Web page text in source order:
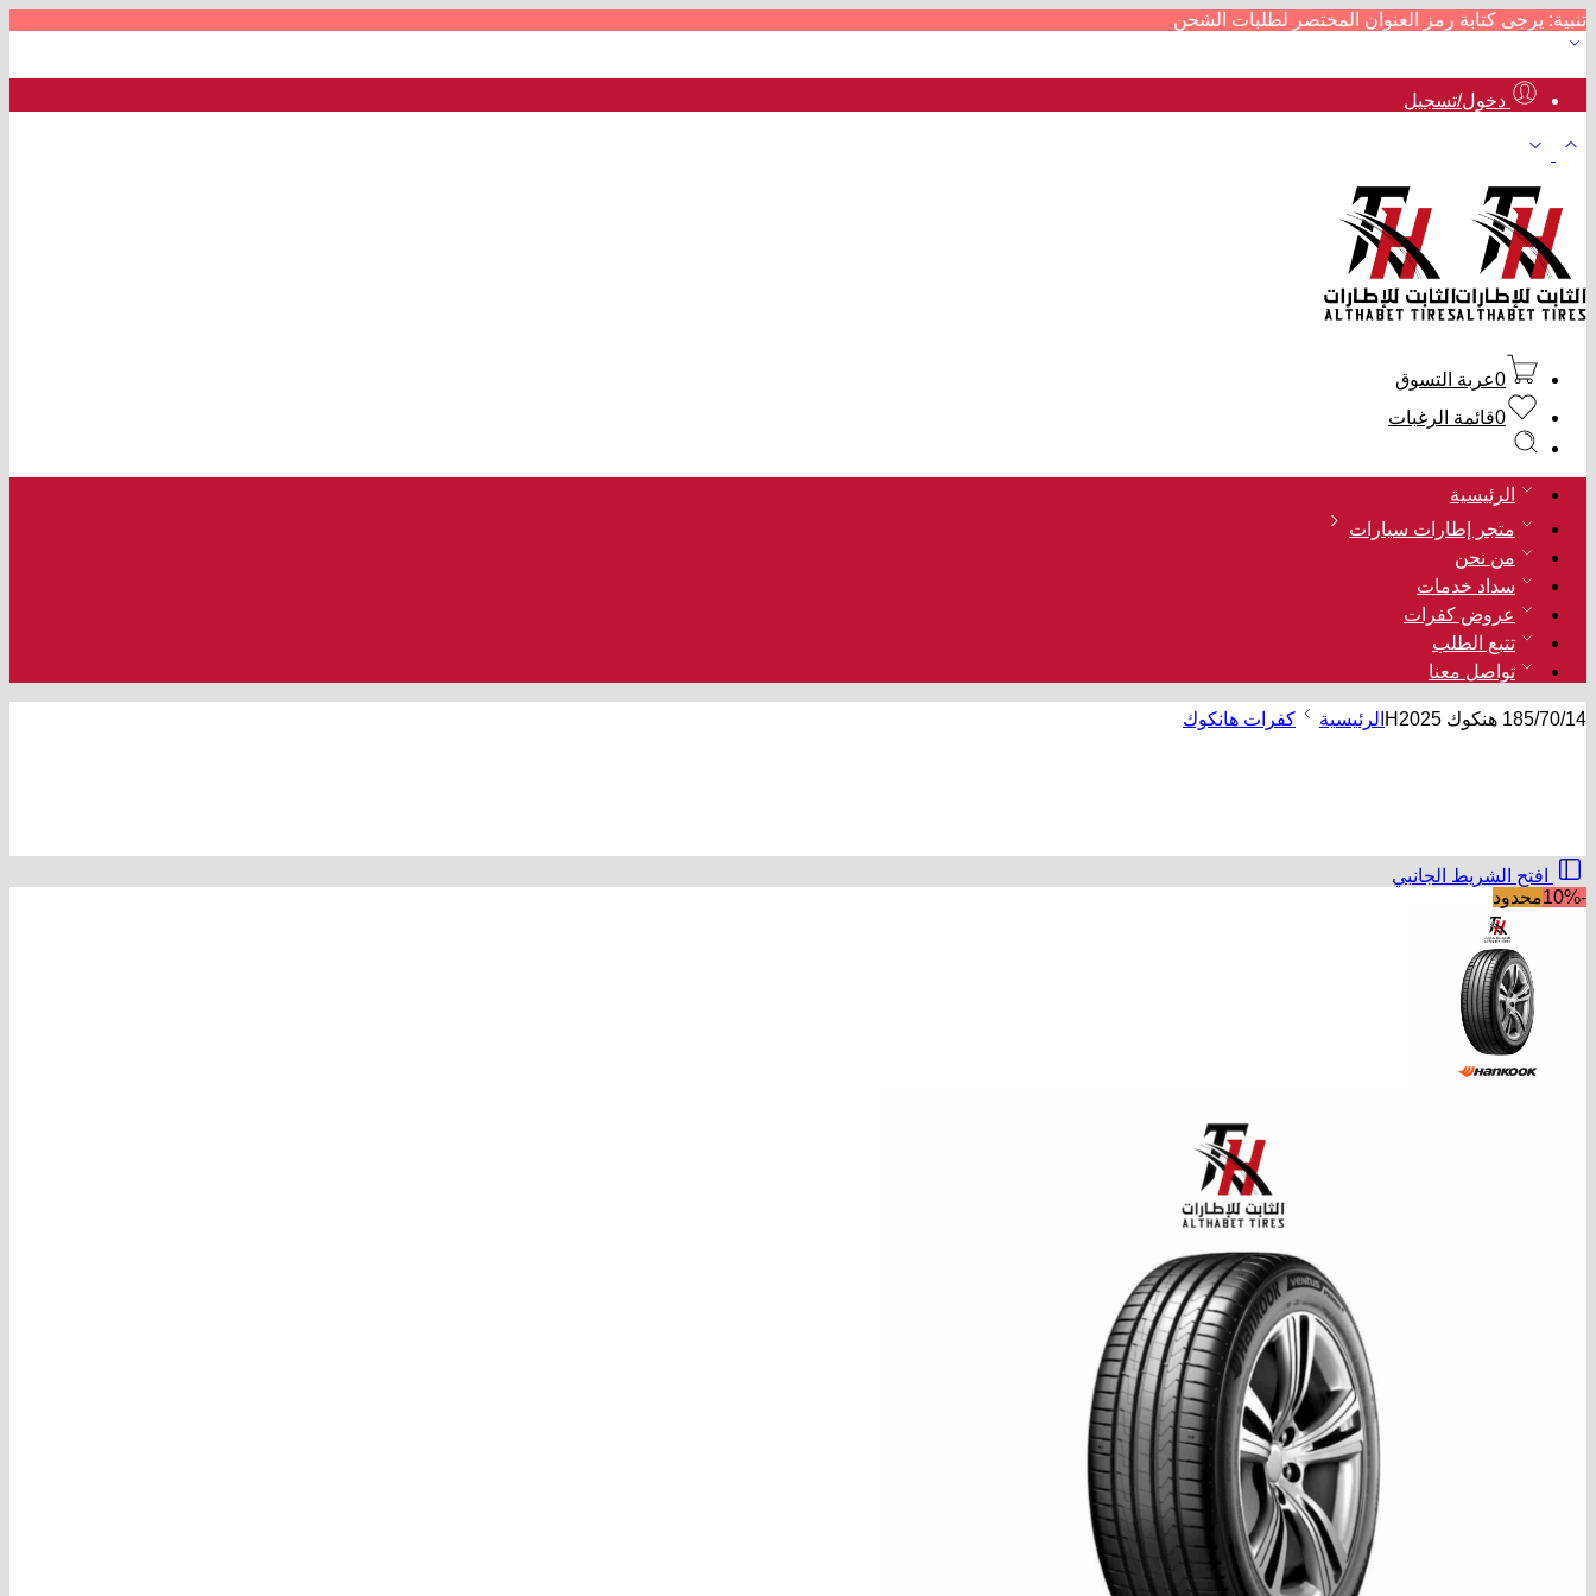
تنبية: يرجى كتابة رمز العنوان المختصر لطلبات الشحن
دخول/تسجيل
0عربة التسوق
0قائمة الرغبات
الرئيسية
متجر إطارات سيارات
من نحن
سداد خدمات
عروض كفرات
تتبع الطلب
تواصل معنا
185/70/14 هنكوك H2025 الرئيسية كفرات هانكوك
افتح الشريط الجانبي
-10%
محدود